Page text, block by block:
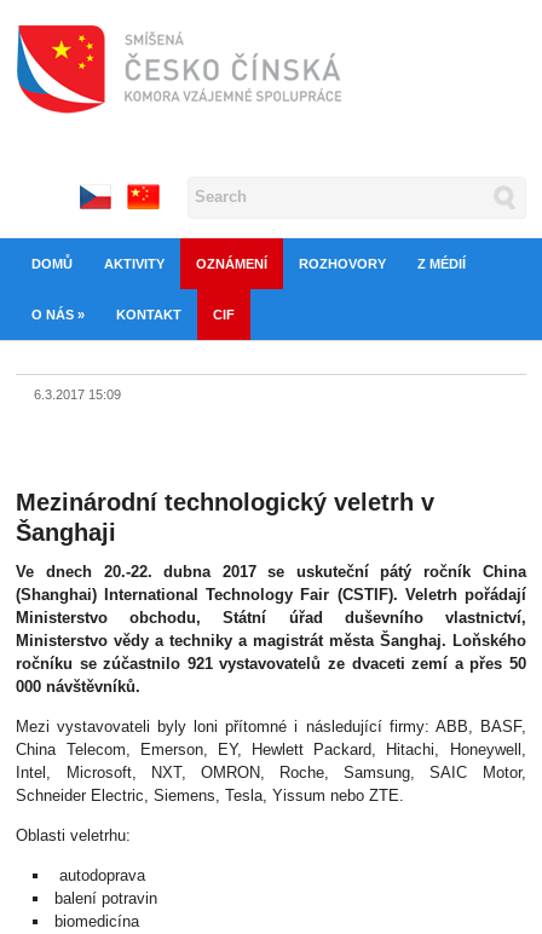
DOMŮ AKTIVITY OZNÁMENÍ ROZHOVORY Z MÉDIÍ
O NÁS » KONTAKT CIF
6.3.2017 15:09
Mezinárodní technologický veletrh v
Šanghaji
Ve dnech 20.-22. dubna 2017 se uskuteční pátý ročník China
(Shanghai) International Technology Fair (CSTIF). Veletrh pořádají
Ministerstvo obchodu, Státní úřad duševního vlastnictví,
Ministerstvo vědy a techniky a magistrát města Šanghaj. Loňského
ročníku se zúčastnilo 921 vystavovatelů ze dvaceti zemí a přes 50
000 návštěvníků.
Mezi vystavovateli byly loni přítomné i následující firmy: ABB, BASF,
China Telecom, Emerson, EY, Hewlett Packard, Hitachi, Honeywell,
Intel, Microsoft, NXT, OMRON, Roche, Samsung, SAIC Motor,
Schneider Electric, Siemens, Tesla, Yissum nebo ZTE.
Oblasti veletrhu:
autodoprava
balení potravin
biomedicína